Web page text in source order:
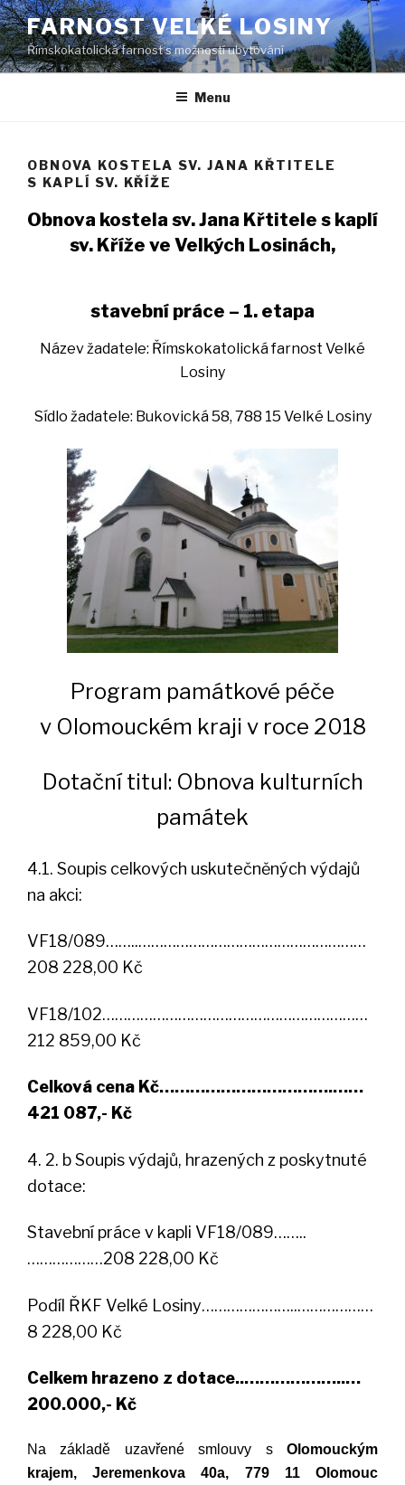
Přejít
k
obsahu
webu
FARNOST VELKÉ LOSINY
Římskokatolická farnost s možností ubytování
Menu
OBNOVA KOSTELA SV. JANA KŘTITELE
S KAPLÍ SV. KŘÍŽE
Obnova kostela sv. Jana Křtitele s kaplí
sv. Kříže ve Velkých Losinách,
stavební práce – 1. etapa
Název žadatele: Římskokatolická farnost Velké
Losiny
Sídlo žadatele: Bukovická 58, 788 15 Velké Losiny
Program památkové péče
v Olomouckém kraji v roce 2018
Dotační titul: Obnova kulturních
památek
4.1. Soupis celkových uskutečněných výdajů
na akci:
VF18/089……..………………………………………………
208 228,00 Kč
VF18/102………………………………………………………
212 859,00 Kč
Celková cena Kč…………………………….……
421 087,- Kč
4. 2. b Soupis výdajů, hrazených z poskytnuté
dotace:
Stavební práce v kapli VF18/089……..
………………208 228,00 Kč
Podíl ŘKF Velké Losiny…………………..………………
8 228,00 Kč
Celkem hrazeno z dotace..………………..…
200.000,- Kč
Na základě uzavřené smlouvy s Olomouckým
krajem, Jeremenkova 40a, 779 11 Olomouc